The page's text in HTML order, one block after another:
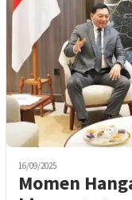
16/09/2025
Momen